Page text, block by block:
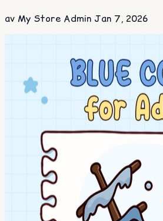
av My Store Admin Jan 7, 2026